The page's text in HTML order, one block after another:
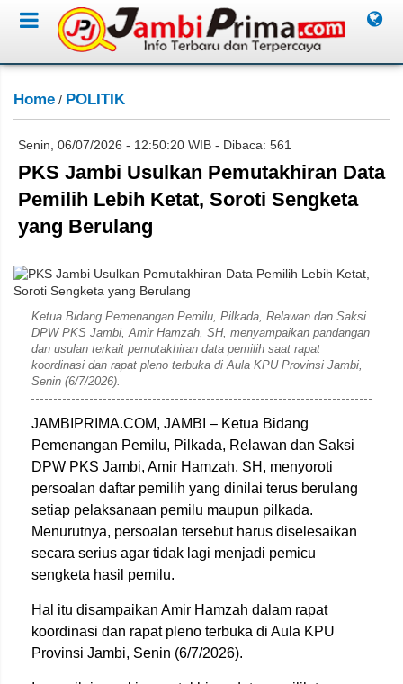
Home / POLITIK
Senin, 06/07/2026 - 12:50:20 WIB - Dibaca: 561
PKS Jambi Usulkan Pemutakhiran Data
Pemilih Lebih Ketat, Soroti Sengketa
yang Berulang
Ketua Bidang Pemenangan Pemilu, Pilkada, Relawan dan Saksi
DPW PKS Jambi, Amir Hamzah, SH, menyampaikan pandangan
dan usulan terkait pemutakhiran data pemilih saat rapat
koordinasi dan rapat pleno terbuka di Aula KPU Provinsi Jambi,
Senin (6/7/2026).
JAMBIPRIMA.COM, JAMBI – Ketua Bidang
Pemenangan Pemilu, Pilkada, Relawan dan Saksi
DPW PKS Jambi, Amir Hamzah, SH, menyoroti
persoalan daftar pemilih yang dinilai terus berulang
setiap pelaksanaan pemilu maupun pilkada.
Menurutnya, persoalan tersebut harus diselesaikan
secara serius agar tidak lagi menjadi pemicu
sengketa hasil pemilu.
Hal itu disampaikan Amir Hamzah dalam rapat
koordinasi dan rapat pleno terbuka di Aula KPU
Provinsi Jambi, Senin (6/7/2026).